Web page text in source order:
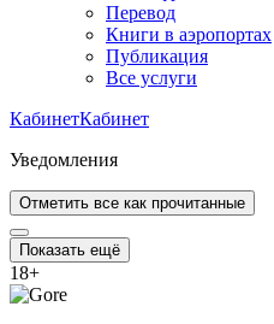
Перевод
Книги в аэропортах
Публикация
Все услуги
КабинетКабинет
Уведомления
Отметить все как прочитанные
Показать ещё
18+